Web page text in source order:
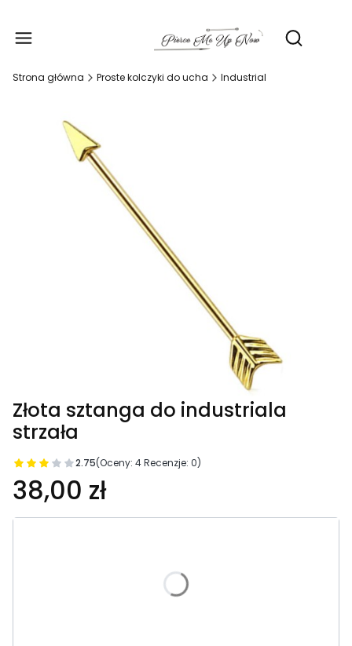
Otwórz
Strona główna Proste kolczyki do ucha Industrial
Złota sztanga do industriala
strzała
2.75(Oceny: 4 Recenzje: 0)
38,00 zł